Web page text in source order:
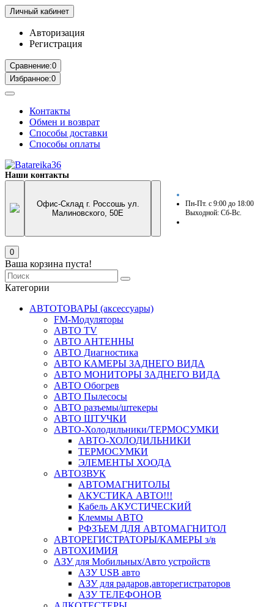
Личный кабинет
Авторизация
Регистрация
Сравнение:0
Избранное:0
Контакты
Обмен и возврат
Способы доставки
Способы оплаты
Наши контакты
Офис-Склад г. Россошь ул.
Малиновского, 50Е
Пн-Пт. с 9:00 до 18:00
Выходной: Сб-Вс.
0
Ваша корзина пуста!
Категории
АВТОТОВАРЫ (аксессуары)
FM-Модуляторы
АВТО TV
АВТО АНТЕННЫ
АВТО Диагностика
АВТО КАМЕРЫ ЗАДНЕГО ВИДА
АВТО МОНИТОРЫ ЗАДНЕГО ВИДА
АВТО Обогрев
АВТО Пылесосы
АВТО разъемы/штекеры
АВТО ШТУЧКИ
АВТО-Холодильники/ТЕРМОСУМКИ
АВТО-ХОЛОДИЛЬНИКИ
ТЕРМОСУМКИ
ЭЛЕМЕНТЫ ХООДА
АВТОЗВУК
АВТОМАГНИТОЛЫ
АКУСТИКА АВТО!!!
Кабель АКУСТИЧЕСКИЙ
Клеммы АВТО
РФЗЪЕМ ДЛЯ АВТОМАГНИТОЛ
АВТОРЕГИСТРАТОРЫ/КАМЕРЫ з/в
АВТОХИМИЯ
АЗУ для Мобильных/Авто устройств
АЗУ USB авто
АЗУ для радаров,авторегистраторов
АЗУ ТЕЛЕФОНОВ